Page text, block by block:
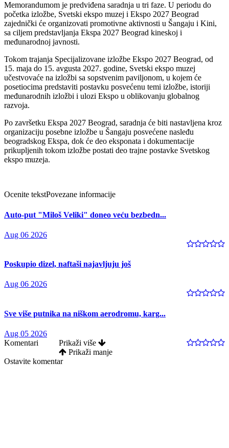
Memorandumom je predviđena saradnja u tri faze. U periodu do
početka izložbe, Svetski ekspo muzej i Ekspo 2027 Beograd
zajednički će organizovati promotivne aktivnosti u Šangaju i Kini,
sa ciljem predstavljanja Ekspa 2027 Beograd kineskoj i
međunarodnoj javnosti.
Tokom trajanja Specijalizovane izložbe Ekspo 2027 Beograd, od
15. maja do 15. avgusta 2027. godine, Svetski ekspo muzej
učestvovaće na izložbi sa sopstvenim paviljonom, u kojem će
posetiocima predstaviti postavku posvećenu temi izložbe, istoriji
međunarodnih izložbi i ulozi Ekspo u oblikovanju globalnog
razvoja.
Po završetku Ekspa 2027 Beograd, saradnja će biti nastavljena kroz
organizaciju posebne izložbe u Šangaju posvećene nasleđu
beogradskog Ekspa, dok će deo eksponata i dokumentacije
prikupljenih tokom izložbe postati deo trajne postavke Svetskog
ekspo muzeja.
Ocenite tekstPovezane informacije
Auto-put "Miloš Veliki" doneo veću bezbedn...
Aug 06 2026
Poskupio dizel, naftaši najavljuju još
Aug 06 2026
Sve više putnika na niškom aerodromu, karg...
Aug 05 2026
Komentari
Prikaži više
Prikaži manje
Ostavite komentar